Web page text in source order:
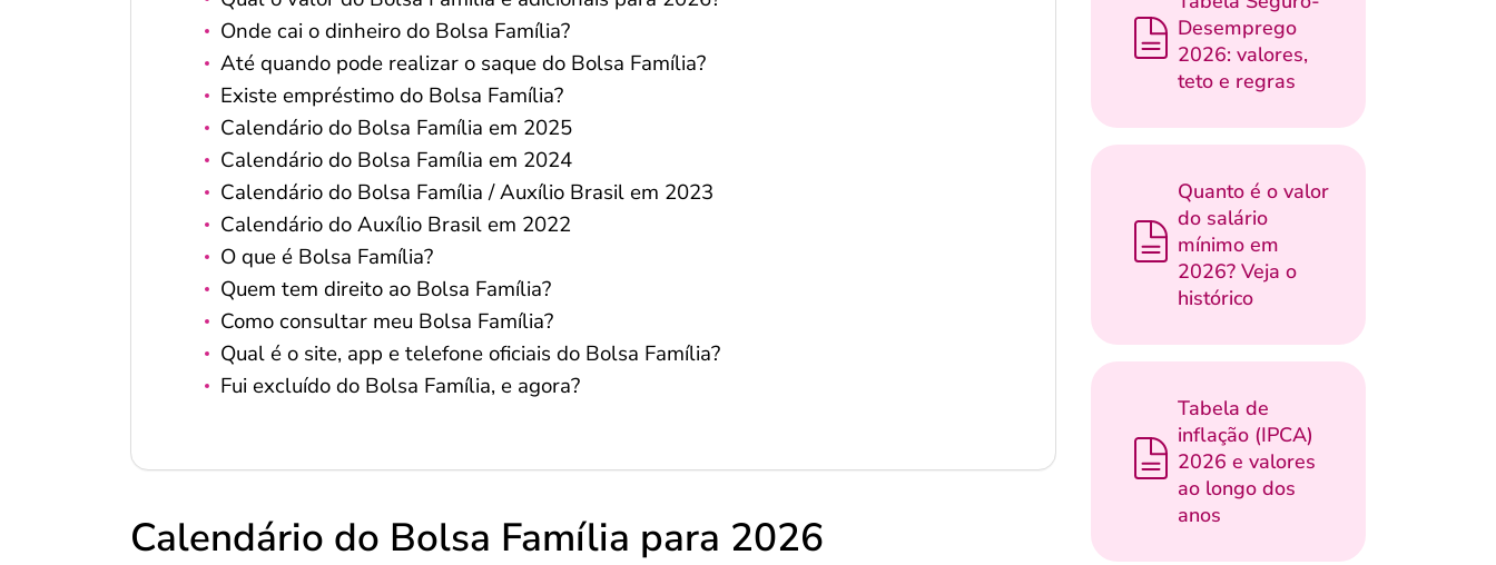
Onde cai o dinheiro do Bolsa Família?
Até quando pode realizar o saque do Bolsa Família?
Existe empréstimo do Bolsa Família?
Calendário do Bolsa Família em 2025
Calendário do Bolsa Família em 2024
Calendário do Bolsa Família / Auxílio Brasil em 2023
Calendário do Auxílio Brasil em 2022
O que é Bolsa Família?
Quem tem direito ao Bolsa Família?
Como consultar meu Bolsa Família?
Qual é o site, app e telefone oficiais do Bolsa Família?
Fui excluído do Bolsa Família, e agora?
Calendário do Bolsa Família para 2026
Desemprego
2026: valores,
teto e regras
Quanto é o valor
do salário
mínimo em
2026? Veja o
histórico
Tabela de
inflação (IPCA)
2026 e valores
ao longo dos
anos